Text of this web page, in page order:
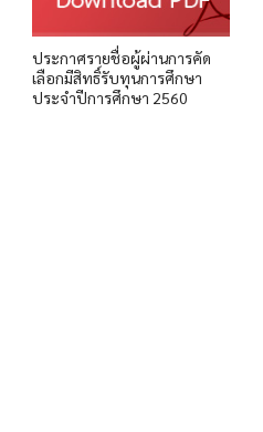
ประกาศรายชื่อผู้ผ่านการคัด
เลือกมีสิทธิ์รับทุนการศึกษา
ประจำปีการศึกษา 2560